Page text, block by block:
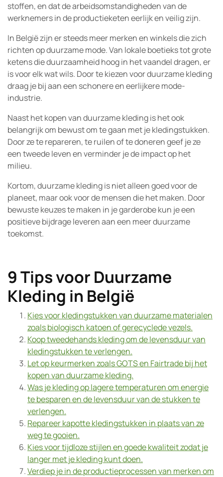
stoffen, en dat de arbeidsomstandigheden van de
werknemers in de productieketen eerlijk en veilig zijn.
In België zijn er steeds meer merken en winkels die zich
richten op duurzame mode. Van lokale boetieks tot grote
ketens die duurzaamheid hoog in het vaandel dragen, er
is voor elk wat wils. Door te kiezen voor duurzame kleding
draag je bij aan een schonere en eerlijkere mode-
industrie.
Naast het kopen van duurzame kleding is het ook
belangrijk om bewust om te gaan met je kledingstukken.
Door ze te repareren, te ruilen of te doneren geef je ze
een tweede leven en verminder je de impact op het
milieu.
Kortom, duurzame kleding is niet alleen goed voor de
planeet, maar ook voor de mensen die het maken. Door
bewuste keuzes te maken in je garderobe kun je een
positieve bijdrage leveren aan een meer duurzame
toekomst.
9 Tips voor Duurzame
Kleding in België
Kies voor kledingstukken van duurzame materialen
zoals biologisch katoen of gerecyclede vezels.
Koop tweedehands kleding om de levensduur van
kledingstukken te verlengen.
Let op keurmerken zoals GOTS en Fairtrade bij het
kopen van duurzame kleding.
Was je kleding op lagere temperaturen om energie
te besparen en de levensduur van de stukken te
verlengen.
Repareer kapotte kledingstukken in plaats van ze
weg te gooien.
Kies voor tijdloze stijlen en goede kwaliteit zodat je
langer met je kleding kunt doen.
Verdiep je in de productieprocessen van merken om